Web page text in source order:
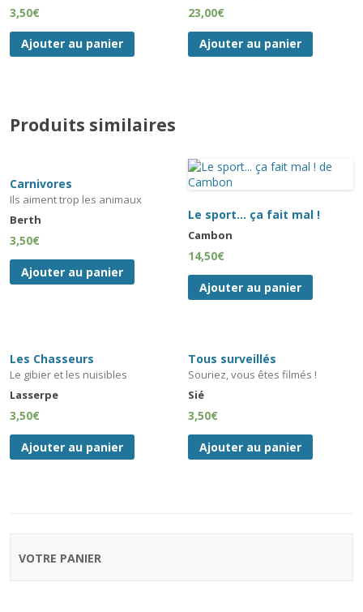
3,50€
Ajouter au panier
23,00€
Ajouter au panier
Produits similaires
Carnivores
Ils aiment trop les animaux
Berth
3,50€
Ajouter au panier
Le sport… ça fait mal !
Cambon
14,50€
Ajouter au panier
Les Chasseurs
Le gibier et les nuisibles
Lasserpe
3,50€
Ajouter au panier
Tous surveillés
Souriez, vous êtes filmés !
Sié
3,50€
Ajouter au panier
VOTRE PANIER